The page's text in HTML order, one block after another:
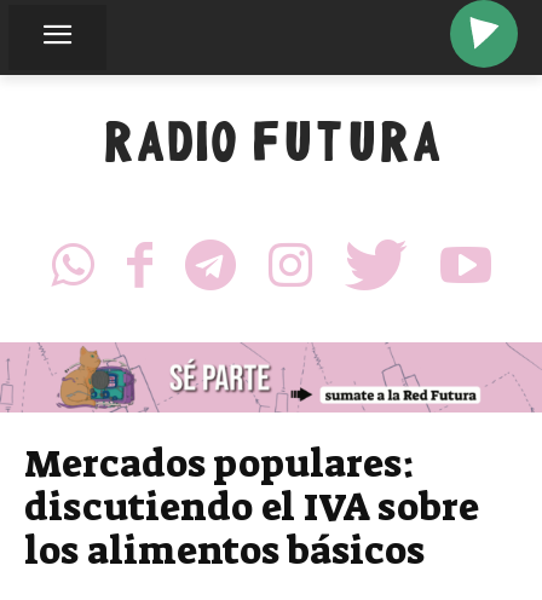
RADIO FUTURA
Mercados populares:
discutiendo el IVA sobre
los alimentos básicos